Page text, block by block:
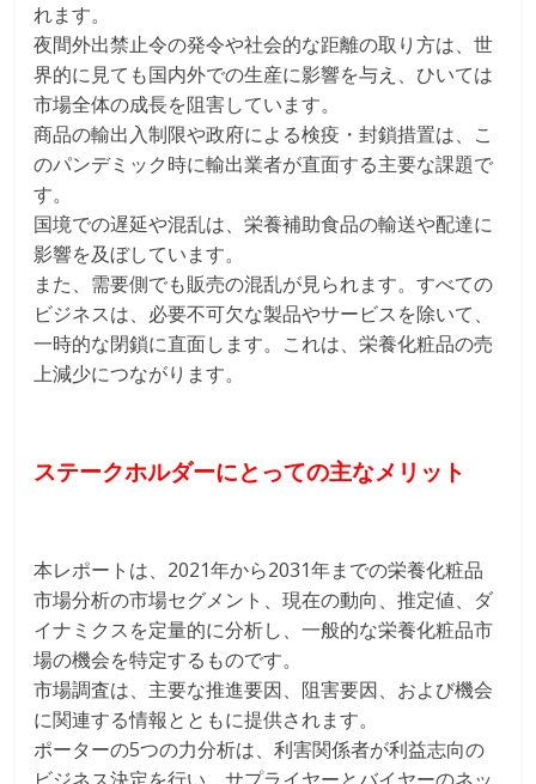
れます。
夜間外出禁止令の発令や社会的な距離の取り方は、世
界的に見ても国内外での生産に影響を与え、ひいては
市場全体の成長を阻害しています。
商品の輸出入制限や政府による検疫・封鎖措置は、こ
のパンデミック時に輸出業者が直面する主要な課題で
す。
国境での遅延や混乱は、栄養補助食品の輸送や配達に
影響を及ぼしています。
また、需要側でも販売の混乱が見られます。すべての
ビジネスは、必要不可欠な製品やサービスを除いて、
一時的な閉鎖に直面します。これは、栄養化粧品の売
上減少につながります。
ステークホルダーにとっての主なメリット
本レポートは、2021年から2031年までの栄養化粧品
市場分析の市場セグメント、現在の動向、推定値、ダ
イナミクスを定量的に分析し、一般的な栄養化粧品市
場の機会を特定するものです。
市場調査は、主要な推進要因、阻害要因、および機会
に関連する情報とともに提供されます。
ポーターの5つの力分析は、利害関係者が利益志向の